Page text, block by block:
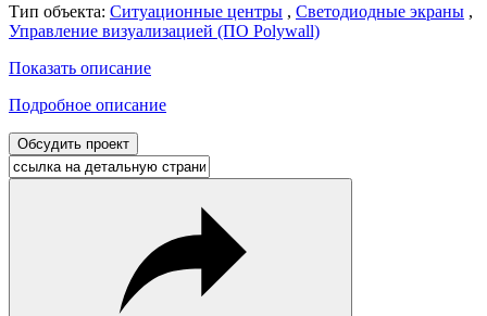
Тип объекта: Ситуационные центры , Светодиодные экраны ,
Управление визуализацией (ПО Polywall)
Показать описание
Подробное описание
Обсудить проект